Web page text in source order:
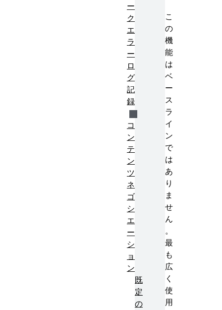
こ
の
機
能
は
ベ
ー
ス
ラ
イ
ン
で
は
あ
り
ま
せ
ん
。
最
も
広
く
使
用
ー
ク
エ
ラ
ー
ロ
グ
記
録
コ
ン
テ
ン
ツ
ネ
ゴ
シ
エ
ー
シ
ョ
ン
既
定
の